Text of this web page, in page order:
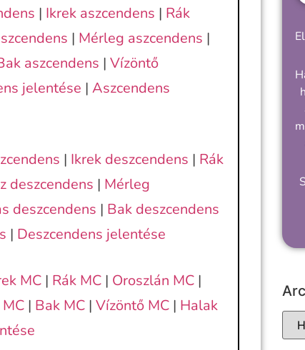
| Ikrek aszcendens | Rák
| Mérleg aszcendens |
aszcendens | Vízöntő
jelentése | Aszcendens
| Ikrek deszcendens | Rák
deszcendens | Mérleg
deszcendens | Bak deszcendens
| Deszcendens jelentése
MC | Rák MC | Oroszlán MC |
| Bak MC | Vízöntő MC | Halak